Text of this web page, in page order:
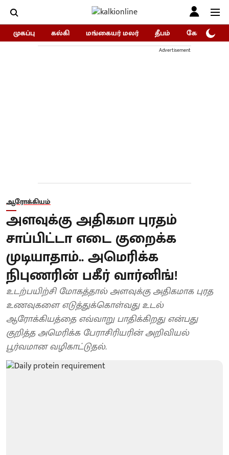
முகப்பு கல்கி மங்கையர் மலர் தீபம் கோகுலம்/
Advertisement
ஆரோக்கியம்
அளவுக்கு அதிகமா புரதம்
சாப்பிட்டா எடை குறைக்க
முடியாதாம்.. அமெரிக்க
நிபுணரின் பகீர் வார்னிங்!
உடற்பயிற்சி மோகத்தால் அளவுக்கு அதிகமாக புரத
உணவுகளை எடுத்துக்கொள்வது உடல்
ஆரோக்கியத்தை எவ்வாறு பாதிக்கிறது என்பது
குறித்த அமெரிக்க பேராசிரியரின் அறிவியல்
பூர்வமான வழிகாட்டுதல்.